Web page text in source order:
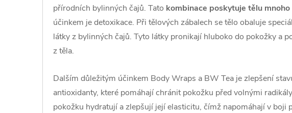
přírodních bylinných čajů. Tato kombinace poskytuje tělu
účinkem je detoxikace. Při tělových zábalech se tělo obaluje
látky z bylinných čajů. Tyto látky pronikají hluboko do pokožky a
z těla.
Dalším důležitým účinkem Body Wraps a BW Tea je zlepšení
antioxidanty, které pomáhají chránit pokožku před volnými
pokožku hydratují a zlepšují její elasticitu, čímž napomáhají v boji